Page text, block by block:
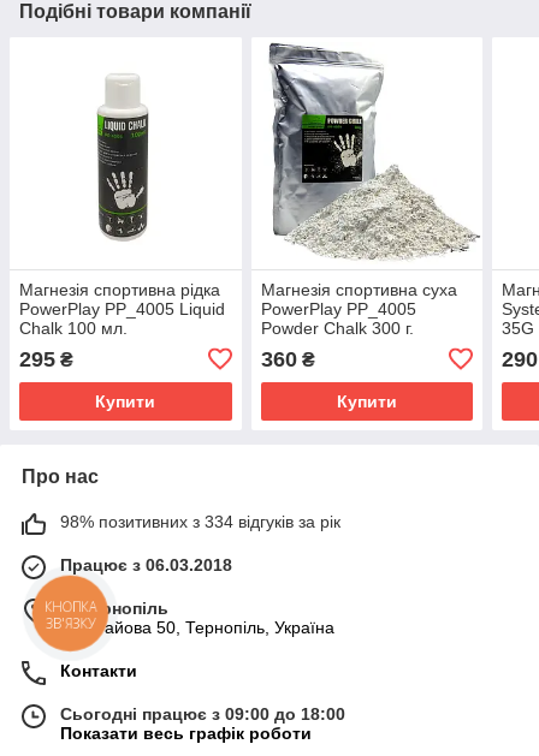
Подібні товари компанії
Магнезія спортивна рідка
PowerPlay PP_4005 Liquid
Chalk 100 мл.
295 ₴
Купити
Магнезія спортивна суха
PowerPlay PP_4005
Powder Chalk 300 г.
360₴
Купити
35G
290
Про нас
98% позитивних з 334 відгуків за рік
Працює з 06.03.2018
м. Тернопіль
вул. Гайова 50, Тернопіль, Україна
Контакти
Сьогодні працює з 09:00 до 18:00
Показати весь графік роботи
КНОПКА
ЗВ'ЯЗКУ